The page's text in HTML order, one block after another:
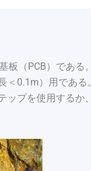
板（PCB）である
＜0.1m）用であ
ップを使用するか